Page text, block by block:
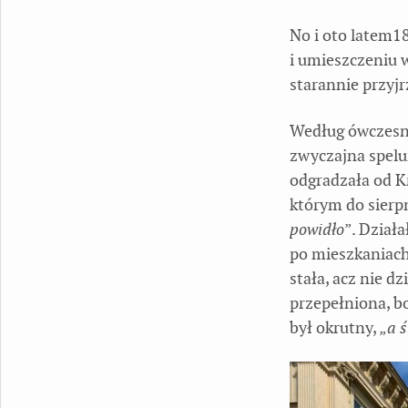
No i oto
i umieszczeniu
starannie
Według
zwyczajna
odgradzała od
którym do
powidło”.
po
stała, acz nie
przepełniona,
był okrutny, „a